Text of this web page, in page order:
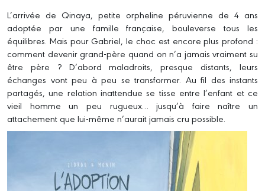
L’arrivée de Qinaya, petite orpheline péruvienne de 4 ans
adoptée par une famille française, bouleverse tous les
équilibres. Mais pour Gabriel, le choc est encore plus profond :
comment devenir grand-père quand on n’a jamais vraiment su
être père ? D’abord maladroits, presque distants, leurs
échanges vont peu à peu se transformer. Au fil des instants
partagés, une relation inattendue se tisse entre l’enfant et ce
vieil homme un peu rugueux… jusqu’à faire naître un
attachement que lui-même n’aurait jamais cru possible.